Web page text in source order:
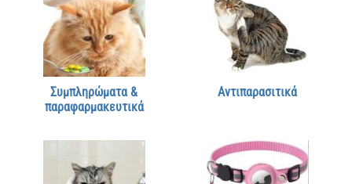
Συμπληρώματα &
παραφαρμακευτικά
Αντιπαρασιτικά